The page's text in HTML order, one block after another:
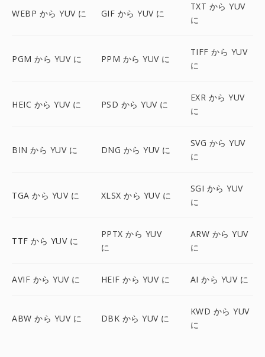
WEBP から YUV に GIF から YUV に
TXT から YUV
に
PGM から YUV に PPM から YUV に
TIFF から YUV
に
HEIC から YUV に PSD から YUV に
EXR から YUV
に
BIN から YUV に DNG から YUV に
SVG から YUV
に
TGA から YUV に XLSX から YUV に
SGI から YUV
に
TTF から YUV に
PPTX から YUV
に
ARW から YUV
に
AVIF から YUV に HEIF から YUV に AI から YUV に
ABW から YUV に DBK から YUV に
KWD から YUV
に